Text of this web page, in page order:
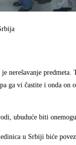
nerešavanje predmeta.
ga vi častite i onda on
ubuduće biti
u Srbiji biće